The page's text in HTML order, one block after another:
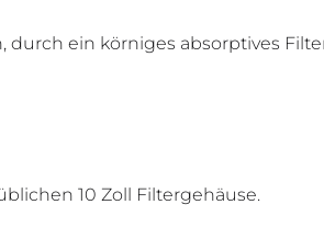
durch ein körniges absorptives
10 Zoll Filtergehäuse.